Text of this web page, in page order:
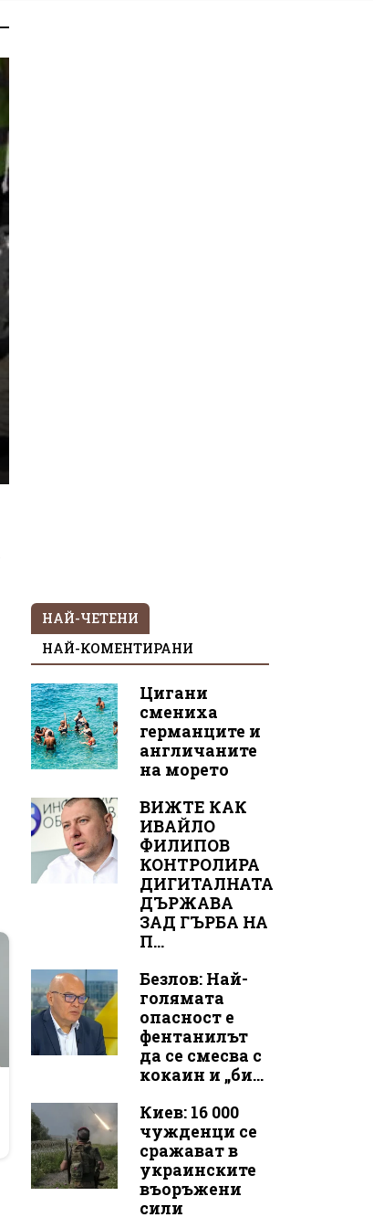
НАЙ-ЧЕТЕНИ
НАЙ-КОМЕНТИРАНИ
Цигани
смениха
германците и
англичаните
на морето
ВИЖТЕ КАК
ИВАЙЛО
ФИЛИПОВ
КОНТРОЛИРА
ДИГИТАЛНАТА
ДЪРЖАВА
ЗАД ГЪРБА НА
П...
Безлов: Най-
голямата
опасност е
фентанилът
да се смесва с
кокаин и „би...
Киев: 16 000
чужденци се
сражават в
украинските
въоръжени
сили